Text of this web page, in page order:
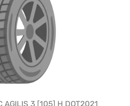
3 [105] H DOT2021